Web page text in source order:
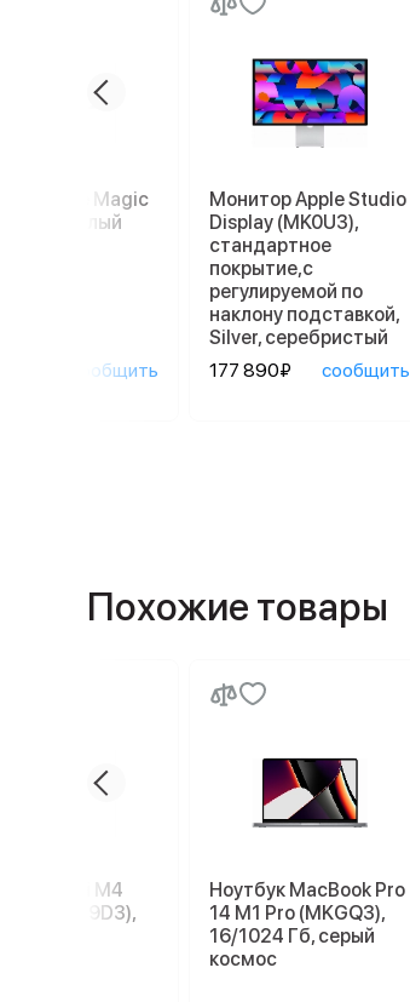
Apple Magic
2, белый
сообщить
Монитор Apple Studio
Display (MK0U3),
стандартное
покрытие,с
регулируемой по
наклону подставкой,
Silver, серебристый
177 890₽
сообщить
Похожие товары
Mac mini M4
ГБ (MU9D3),
Ноутбук MacBook Pro
14 M1 Pro (MKGQ3),
16/1024 Гб, серый
космос